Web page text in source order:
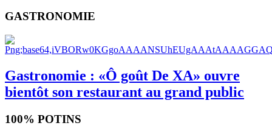
GASTRONOMIE
Gastronomie : «Ô goût De XA» ouvre
bientôt son restaurant au grand public
100% POTINS